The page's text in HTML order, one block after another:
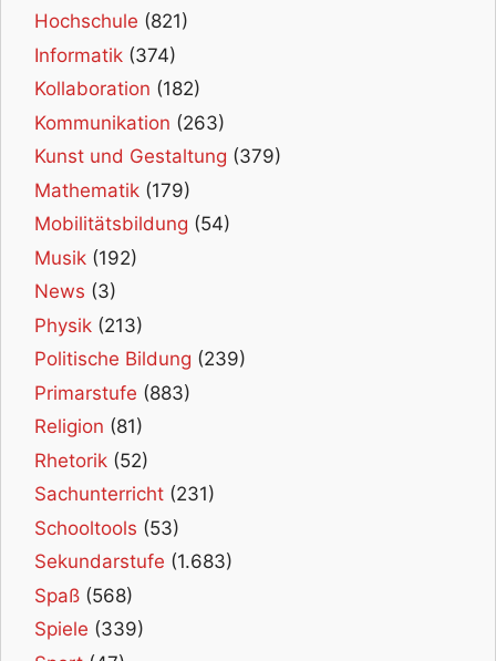
Hochschule (821)
Informatik (374)
Kollaboration (182)
Kommunikation (263)
Kunst und Gestaltung (379)
Mathematik (179)
Mobilitätsbildung (54)
Musik (192)
News (3)
Physik (213)
Politische Bildung (239)
Primarstufe (883)
Religion (81)
Rhetorik (52)
Sachunterricht (231)
Schooltools (53)
Sekundarstufe (1.683)
Spaß (568)
Spiele (339)